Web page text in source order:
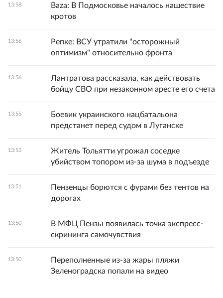
13:58
Baza: В Подмосковье началось нашествие
кротов
13:56
Репке: ВСУ утратили "осторожный
оптимизм" относительно фронта
13:56
Лантратова рассказала, как действовать
бойцу СВО при незаконном аресте его счета
13:55
Боевик украинского нацбатальона
предстанет перед судом в Луганске
13:53
Житель Тольятти угрожал соседке
убийством топором из-за шума в подъезде
13:51
Пензенцы борются с фурами без тентов на
дорогах
13:50
В МФЦ Пензы появилась точка экспресс-
скрининга самочувствия
13:50
Переполненные из-за жары пляжи
Зеленоградска попали на видео